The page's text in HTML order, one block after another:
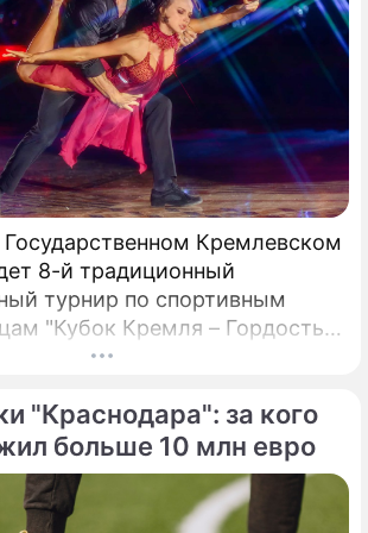
Государственном Кремлевском
8-й традиционный
турнир по спортивным
"Кубок Кремля – Гордость
Танцевального
деятель искусств РФ,
России:«Наша страна
период жизни и
культуры, искусства и
"Краснодара": за кого
больше 10 млн евро